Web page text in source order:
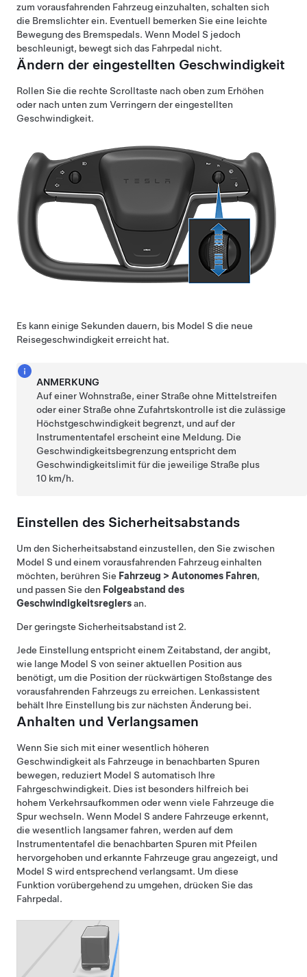
zum vorausfahrenden Fahrzeug einzuhalten, schalten sich
die Bremslichter ein. Eventuell bemerken Sie eine leichte
Bewegung des Bremspedals. Wenn Model S jedoch
beschleunigt, bewegt sich das Fahrpedal nicht.
Ändern der eingestellten Geschwindigkeit
Rollen Sie die rechte Scrolltaste nach oben zum Erhöhen
oder nach unten zum Verringern der eingestellten
Geschwindigkeit.
Es kann einige Sekunden dauern, bis Model S die neue
Reisegeschwindigkeit erreicht hat.
ANMERKUNG
Auf einer Wohnstraße, einer Straße ohne Mittelstreifen
oder einer Straße ohne Zufahrtskontrolle ist die zulässige
Höchstgeschwindigkeit begrenzt, und aufder
Instrumententafel erscheint eine Meldung. Die
Geschwindigkeitsbegrenzung entspricht dem
Geschwindigkeitslimit für die jeweilige Straße plus
10 km/h.
Einstellen des Sicherheitsabstands
Um den Sicherheitsabstand einzustellen, den Sie zwischen
Model S und einem vorausfahrenden Fahrzeug einhalten
möchten, berühren Sie Fahrzeug > Autonomes Fahren,
und passen Sie den Folgeabstand des
Geschwindigkeitsreglersan.
Der geringste Sicherheitsabstand ist 2.
Jede Einstellung entspricht einem Zeitabstand, der angibt,
wie lange Model S von seiner aktuellen Position aus
benötigt, um die Position der rückwärtigen Stoßstange des
vorausfahrenden Fahrzeugs zu erreichen. Lenkassistent
behält Ihre Einstellung bis zur nächsten Änderung bei.
Anhalten und Verlangsamen
Wenn Sie sich mit einer wesentlich höheren
Geschwindigkeit als Fahrzeuge in benachbarten Spuren
bewegen, reduziert Model S automatisch Ihre
Fahrgeschwindigkeit. Dies ist besonders hilfreich bei
hohem Verkehrsaufkommen oder wenn viele Fahrzeuge die
Spur wechseln. Wenn Model S andere Fahrzeuge erkennt,
die wesentlich langsamer fahren, werden auf dem
Instrumententafel die benachbarten Spuren mit Pfeilen
hervorgehoben und erkannte Fahrzeuge grau angezeigt, und
Model S wird entsprechend verlangsamt. Um diese
Funktion vorübergehend zu umgehen, drücken Sie das
Fahrpedal.